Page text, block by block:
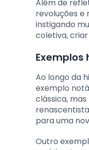
Além de
revoluções e
instigando
coletiva,
Ao longo da
exemplo
clássica,
para uma
Outro